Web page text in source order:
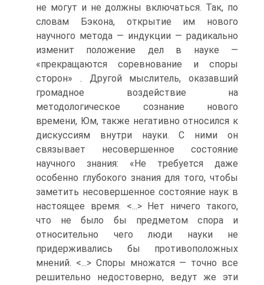
не могут и не должны включаться. Так, по
словам Бэкона, открытие им нового
научного метода — индукции — радикально
изменит положение дел в науке —
«прекращаются соревнование и споры
сторон» . Другой мыслитель, оказавший
громадное воздействие на
методологическое сознание нового
времени, Юм, также негативно относился к
дискуссиям внутри науки. С ними он
связывает несовершенное состояние
научного знания: «Не требуется даже
особенно глубокого знания для того, чтобы
заметить несовершенное состояние наук в
настоящее время. <...> Нет ничего такого,
что не было бы предметом спора и
относительно чего люди науки не
придерживались бы противоположных
мнений. <...> Споры множатся — точно все
решительно недостоверно, ведут же эти